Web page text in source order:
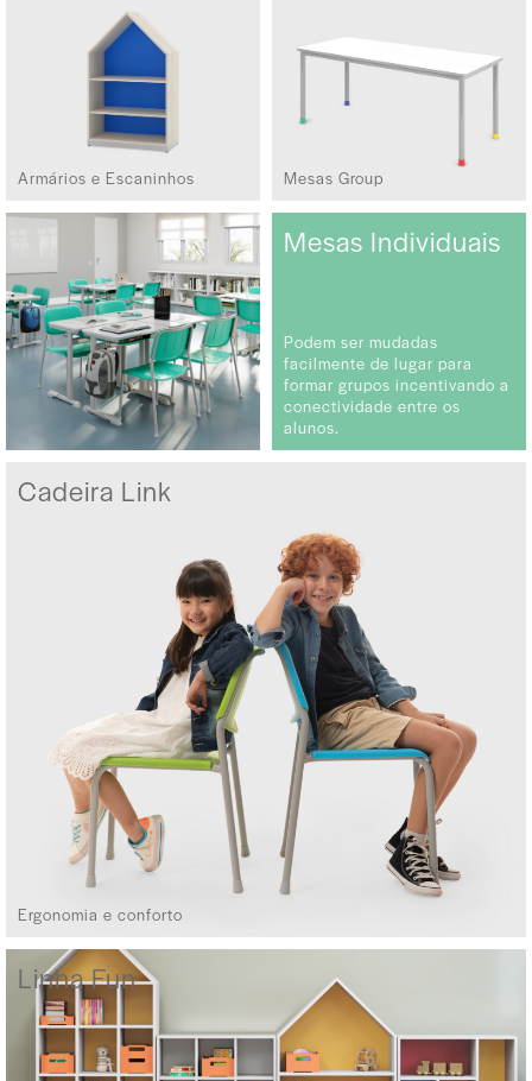
Armários e Escaninhos Mesas Group
Mesas Individuais
Podem ser mudadas
facilmente de lugar para
formar grupos incentivando a
conectividade entre os
alunos.
Cadeira Link
Ergonomia e conforto
Linha Fun